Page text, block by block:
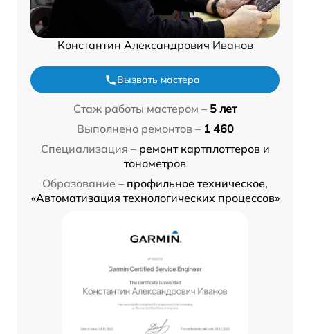
Константин Александрович Иванов
Вызвать мастера
Стаж работы мастером – 5 лет
Выполнено ремонтов – 1 460
Специализация – ремонт картплоттеров и
тонометров
Образование – профильное техническое,
«Автоматизация технологических процессов»